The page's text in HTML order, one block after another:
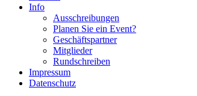
Info
Ausschreibungen
Planen Sie ein Event?
Geschäftspartner
Mitglieder
Rundschreiben
Impressum
Datenschutz